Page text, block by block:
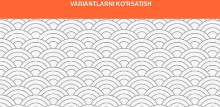
VARIANTLARNI KO'RSATISH
21 fotosuratlar